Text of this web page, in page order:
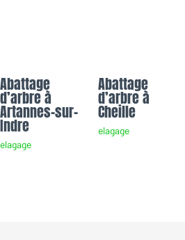
Abattage
d’arbre à
Artannes-sur-
Indre
elagage
Abattage
d’arbre à
Cheille
elagage